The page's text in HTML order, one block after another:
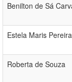
Benilton de Sá
Estela Maris
Roberta de Souza